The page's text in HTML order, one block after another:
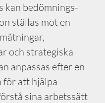
kan bedömnings-
ställas mot en
och strategiska
anpassas efter en
för att hjälpa
sina arbetssätt